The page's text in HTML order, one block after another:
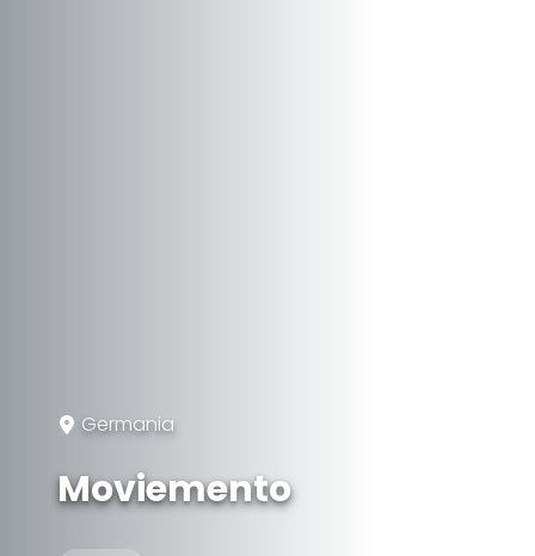
Germania
Moviemento